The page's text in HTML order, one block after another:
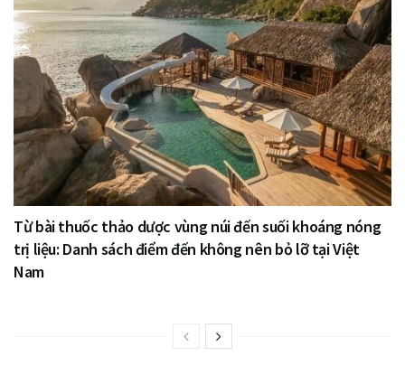
Từ bài thuốc thảo dược vùng núi đến suối khoáng nóng
trị liệu: Danh sách điểm đến không nên bỏ lỡ tại Việt
Nam